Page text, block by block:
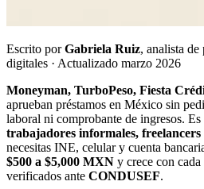
Escrito porGabriela Ruiz, analista
digitales · Actualizado marzo 2026
Moneyman, TurboPeso, Fiesta
aprueban préstamos en México sin
laboral ni comprobante de ingresos. Es
trabajadores informales, freelancers
necesitas INE, celular y cuenta
$500 a $5,000 MXN y crece con
verificados ante CONDUSEF.